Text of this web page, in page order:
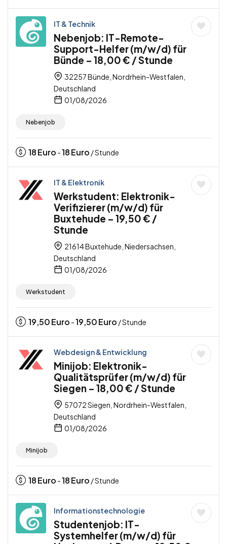
IT & Technik
Nebenjob: IT-Remote-
Support-Helfer (m/w/d) für
Bünde – 18,00 € / Stunde
32257 Bünde, Nordrhein-Westfalen,
Deutschland
01/08/2026
Nebenjob
18Euro -18Euro / Stunde
IT & Elektronik
Werkstudent: Elektronik-
Verifizierer (m/w/d) für
Buxtehude – 19,50 € /
Stunde
21614 Buxtehude, Niedersachsen,
Deutschland
01/08/2026
Werkstudent
19,50Euro -19,50Euro / Stunde
Webdesign & Entwicklung
Minijob: Elektronik-
Qualitätsprüfer (m/w/d) für
Siegen – 18,00 € / Stunde
57072 Siegen, Nordrhein-Westfalen,
Deutschland
01/08/2026
Minijob
18Euro -18Euro / Stunde
Informationstechnologie
Studentenjob: IT-
Systemhelfer (m/w/d) für